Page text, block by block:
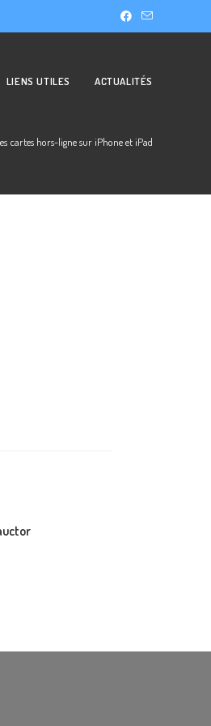
LIENS UTILES ACTUALITÉS
cartes hors-ligne sur iPhone et iPad